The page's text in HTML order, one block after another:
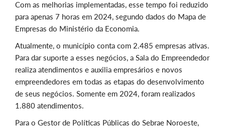
Com as melhorias implementadas, esse tempo foi reduzido
para apenas 7 horas em 2024, segundo dados do Mapa de
Empresas do Ministério da Economia.
Atualmente, o município conta com 2.485 empresas ativas.
Para dar suporte a esses negócios, a Sala do Empreendedor
realiza atendimentos e auxilia empresários e novos
empreendedores em todas as etapas do desenvolvimento
de seus negócios. Somente em 2024, foram realizados
1.880 atendimentos.
Para o Gestor de Políticas Públicas do Sebrae Noroeste,